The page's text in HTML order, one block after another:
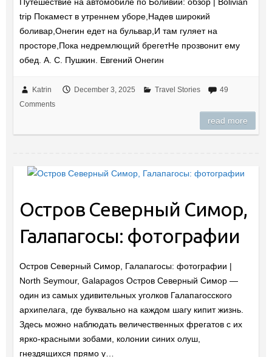
Путешествие на автомобиле по Боливии: обзор | Bolivian
trip Покамест в утреннем уборе,Надев широкий
боливар,Онегин едет на бульвар,И там гуляет на
просторе,Пока недремлющий брегетНе прозвонит ему
обед. А. С. Пушкин. Евгений Онегин
Katrin December 3, 2025 Travel Stories
49
Comments
read more
Остров Северный Симор,
Галапагосы: фотографии
Остров Северный Симор, Галапагосы: фотографии |
North Seymour, Galapagos Остров Северный Симор —
один из самых удивительных уголков Галапагосского
архипелага, где буквально на каждом шагу кипит жизнь.
Здесь можно наблюдать величественных фрегатов с их
ярко-красными зобами, колонии синих олуш,
гнездящихся прямо у…